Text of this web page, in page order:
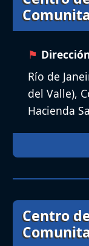
Río de
del Valle),
Hacienda
Centro